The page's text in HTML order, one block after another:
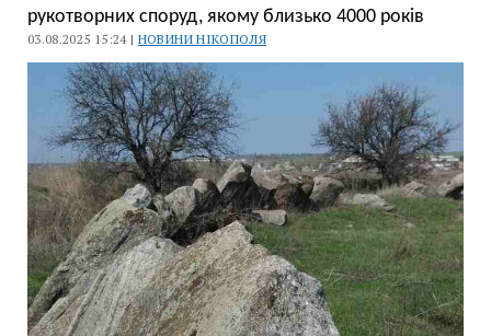
рукотворних споруд, якому близько 4000 років
03.08.2025 15:24 | НОВИНИ НІКОПОЛЯ